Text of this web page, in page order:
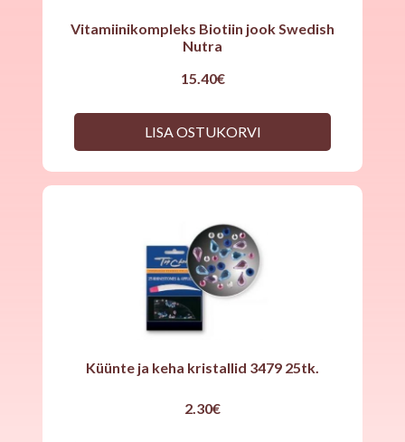
Vitamiinikompleks Biotiin jook Swedish
Nutra
15.40€
LISA OSTUKORVI
Küünte ja keha kristallid 3479 25tk.
2.30€